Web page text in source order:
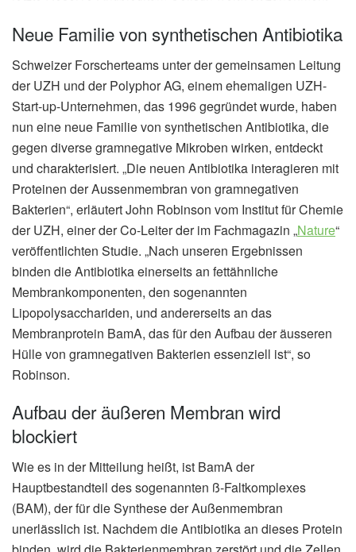
Neue Familie von synthetischen Antibiotika
Schweizer Forscherteams unter der gemeinsamen Leitung
der UZH und der Polyphor AG, einem ehemaligen UZH-
Start-up-Unternehmen, das 1996 gegründet wurde, haben
nun eine neue Familie von synthetischen Antibiotika, die
gegen diverse gramnegative Mikroben wirken, entdeckt
und charakterisiert. „Die neuen Antibiotika interagieren mit
Proteinen der Aussenmembran von gramnegativen
Bakterien“, erläutert John Robinson vom Institut für Chemie
der UZH, einer der Co-Leiter der im Fachmagazin „Nature“
veröffentlichten Studie. „Nach unseren Ergebnissen
binden die Antibiotika einerseits an fettähnliche
Membrankomponenten, den sogenannten
Lipopolysacchariden, und andererseits an das
Membranprotein BamA, das für den Aufbau der äusseren
Hülle von gramnegativen Bakterien essenziell ist“, so
Robinson.
Aufbau der äußeren Membran wird
blockiert
Wie es in der Mitteilung heißt, ist BamA der
Hauptbestandteil des sogenannten ß-Faltkomplexes
(BAM), der für die Synthese der Außenmembran
unerlässlich ist. Nachdem die Antibiotika an dieses Protein